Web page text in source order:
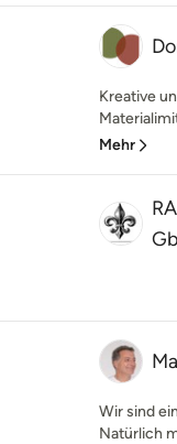
Kreative
Mehr
Wir sind
Natürlich